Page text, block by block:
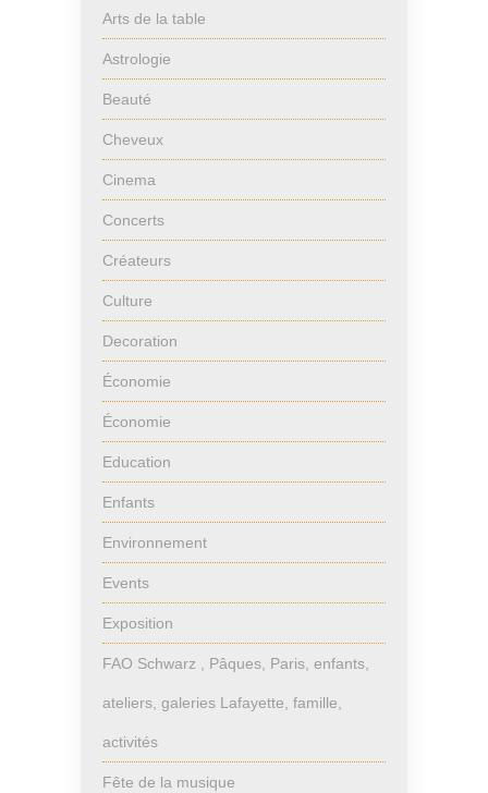
Arts de la table
Astrologie
Beauté
Cheveux
Cinema
Concerts
Créateurs
Culture
Decoration
Économie
Économie
Education
Enfants
Environnement
Events
Exposition
FAO Schwarz , Pâques, Paris, enfants,
ateliers, galeries Lafayette, famille,
activités
Fête de la musique